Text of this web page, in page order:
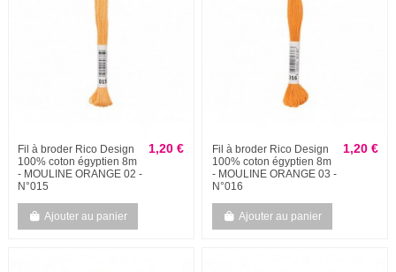
Fil à broder Rico Design
100% coton égyptien 8m
- MOULINE ORANGE 02 -
N°015
1,20 €
Ajouter au panier
Fil à broder Rico Design
100% coton égyptien 8m
- MOULINE ORANGE 03 -
N°016
1,20 €
Ajouter au panier